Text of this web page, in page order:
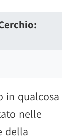
in qualcosa
nelle
della